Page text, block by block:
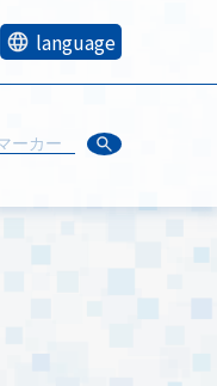
language